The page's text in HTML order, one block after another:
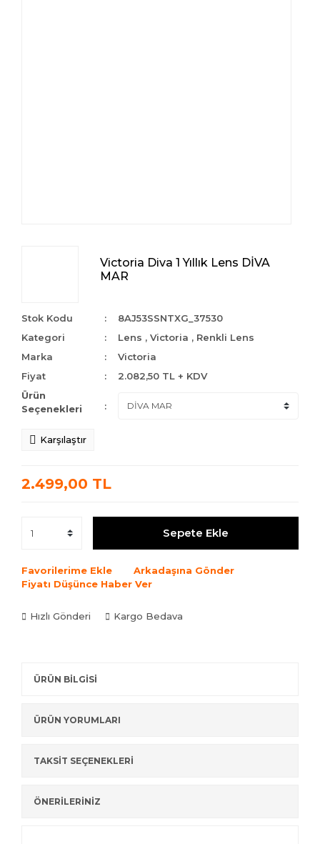
Victoria Diva 1 Yıllık Lens DİVA
MAR
Stok Kodu
8AJ53SSNTXG_37530
Kategori
Lens ,Victoria , Renkli Lens
Marka
Victoria
Fiyat
2.082,50 TL + KDV
Ürün
Seçenekleri
Karşılaştır
2.499,00 TL
Sepete Ekle
Favorilerime Ekle
Arkadaşına Gönder
Fiyatı Düşünce Haber Ver
Hızlı Gönderi Kargo Bedava
ÜRÜN BİLGİSİ
ÜRÜN YORUMLARI
TAKSİT SEÇENEKLERİ
ÖNERİLERİNİZ